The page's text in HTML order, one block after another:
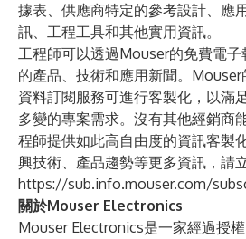
據表、供應商特定的參考設計、應
訊、工程工具和其他實用資訊。
工程師可以透過Mouser的免費電
的產品、技術和應用新聞。
資料訂閱服務可進行客製化，以滿
多變的專案需求。沒有其他經銷商
程師提供如此高自由度的資訊客製
興技術、產品趨勢等更多資訊，請
https://sub.info.mouser.com/
關於Mouser Electronics
Mouser Electronics是一家經過授